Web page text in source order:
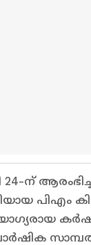
ന്
പിഎം